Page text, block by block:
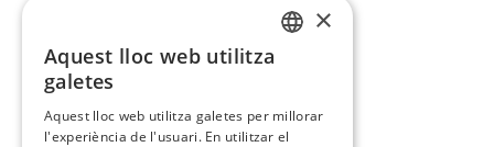
×
Aquest lloc web utilitza
galetes
Aquest lloc web utilitza galetes per millorar
l'experiència de l'usuari. En utilitzar el